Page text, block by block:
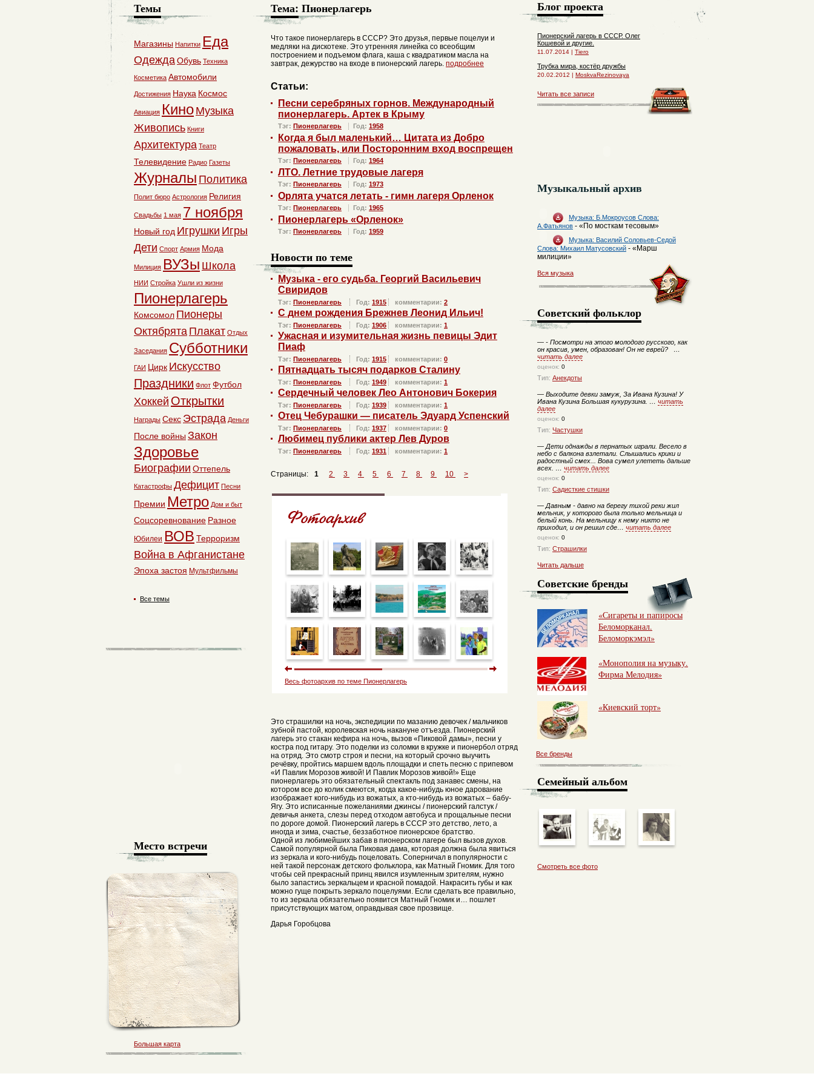
Тема: Пионерлагерь
Что такое пионерлагерь в СССР? Это друзья, первые поцелуи и
медляки на дискотеке. Это утренняя линейка со всеобщим
построением и подъемом флага, каша с квадратиком масла на
завтрак, дежурство на входе в пионерский лагерь. подробнее
Статьи:
Песни серебряных горнов. Международный
пионерлагерь. Артек в Крыму
Тэг: Пионерлагерь Год: 1958
Когда я был маленький… Цитата из Добро
пожаловать, или Посторонним вход воспрещен
Тэг: Пионерлагерь Год: 1964
ЛТО. Летние трудовые лагеря
Тэг: Пионерлагерь Год: 1973
Орлята учатся летать - гимн лагеря Орленок
Тэг: Пионерлагерь Год: 1965
Пионерлагерь «Орленок»
Тэг: Пионерлагерь Год: 1959
Новости по теме
Музыка - его судьба. Георгий Васильевич
Свиридов
Тэг: Пионерлагерь Год: 1915 комментарии: 2
С днем рождения Брежнев Леонид Ильич!
Тэг: Пионерлагерь Год: 1906 комментарии: 1
Ужасная и изумительная жизнь певицы Эдит
Пиаф
Тэг: Пионерлагерь Год: 1915 комментарии: 0
Пятнадцать тысяч подарков Сталину
Тэг: Пионерлагерь Год: 1949 комментарии: 1
Сердечный человек Лео Антонович Бокерия
Тэг: Пионерлагерь Год: 1939 комментарии: 1
Отец Чебурашки — писатель Эдуард Успенский
Тэг: Пионерлагерь Год: 1937 комментарии: 0
Любимец публики актер Лев Дуров
Тэг: Пионерлагерь Год: 1931 комментарии: 1
Страницы: 1 2 3 4 5 6 7 8 9 10 >
Весь фотоархив по теме Пионерлагерь
Это страшилки на ночь, экспедиции по мазанию девочек / мальчиков
зубной пастой, королевская ночь накануне отъезда. Пионерский
лагерь это стакан кефира на ночь, вызов «Пиковой дамы», песни у
костра под гитару. Это поделки из соломки в кружке и пионербол отряд
на отряд. Это смотр строя и песни, на который срочно выучить
речёвку, пройтись маршем вдоль площадки и спеть песню с припевом
«И Павлик Морозов живой! И Павлик Морозов живой!» Еще
пионерлагерь это обязательный спектакль под занавес смены, на
котором все до колик смеются, когда какое-нибудь юное дарование
изображает кого-нибудь из вожатых, а кто-нибудь из вожатых – бабу-
Ягу. Это исписанные пожеланиями джинсы / пионерский галстук /
девичья анкета, слезы перед отходом автобуса и прощальные песни
по дороге домой. Пионерский лагерь в СССР это детство, лето, а
иногда и зима, счастье, беззаботное пионерское братство.
Одной из любимейших забав в пионерском лагере был вызов духов.
Самой популярной была Пиковая дама, которая должна была явиться
из зеркала и кого-нибудь поцеловать. Соперничал в популярности с
ней такой персонаж детского фольклора, как Матный Гномик. Для того
чтобы сей прекрасный принц явился изумленным зрителям, нужно
было запастись зеркальцем и красной помадой. Накрасить губы и как
можно гуще покрыть зеркало поцелуями. Если сделать все правильно,
то из зеркала обязательно появится Матный Гномик и… пошлет
присутствующих матом, оправдывая свое прозвище.
Дарья Горобцова
Блог проекта
Пионерский лагерь в СССР. Олег
Кошевой и другие.
11.07.2014 | Tiero
Трубка мира, костёр дружбы
20.02.2012 | MoskvaRezinovaya
Читать все записи
Музыкальный архив
Музыка: Б.Мокроусов Слова:
А.Фатьянов - «По мосткам тесовым»
Музыка: Василий Соловьев-Седой
Слова: Михаил Матусовский - «Марш
милиции»
Вся музыка
Советский фольклор
— - Посмотри на этого молодого русского, как
он красив, умен, образован! Он не еврей? …
читать далее
оценок: 0
Тип: Анекдоты
— Выходите девки замуж, За Ивана Кузина! У
Ивана Кузина Большая кукурузина. … читать
далее
оценок: 0
Тип: Частушки
— Дети однажды в пернатых играли. Весело в
небо с балкона взлетали. Слышались крики и
радостный смех... Вова сумел улететь дальше
всех. … читать далее
оценок: 0
Тип: Садисткие стишки
— Давным - давно на берегу тихой реки жил
мельник, у которого была только мельница и
белый конь. На мельницу к нему никто не
приходил, и он решил сде… читать далее
оценок: 0
Тип: Страшилки
Читать дальше
Советские бренды
«Сигареты и папиросы
Беломорканал.
Беломоркэмэл»
«Монополия на музыку.
Фирма Мелодия»
«Киевский торт»
Все бренды
Семейный альбом
Смотреть все фото
Темы
Магазины Напитки Еда
ОдеждаОбувь Техника
Косметика Автомобили
Достижения Наука Космос
Авиация Кино Музыка
Живопись Книги
Архитектура Театр
Телевидение Радио Газеты
Журналы Политика
Полит бюро Астрология Религия
Свадьбы 1 мая 7 ноября
Новый год Игрушки Игры
Дети Спорт Армия Мода
Милиция ВУЗы Школа
НИИ Стройка Ушли из жизни
Пионерлагерь
Комсомол Пионеры
Октябрята Плакат Отдых
Заседания Субботники
ГАИ Цирк Искусство
Праздники Флот Футбол
Хоккей Открытки
Награды Секс Эстрада Деньги
После войны Закон
Здоровье
Биографии Оттепель
Катастрофы Дефицит Песни
Премии Метро Дом и быт
Соцсоревнование Разное
Юбилеи ВОВ Терроризм
Война в Афганистане
Эпоха застоя Мультфильмы
Все темы
Место встречи
Большая карта